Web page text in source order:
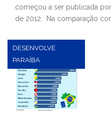
começou a ser publicada
de 2012. Na comparação
DESENVOLVE
PARAÍBA